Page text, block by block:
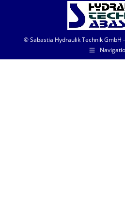
© Sabastia Hydraulik Technik GmbH